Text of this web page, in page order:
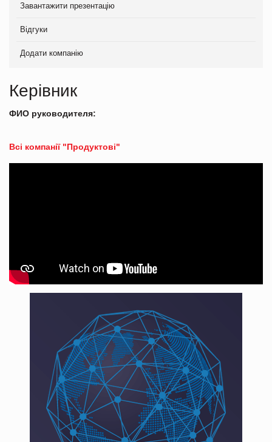
Завантажити презентацію
Відгуки
Додати компанію
Керівник
ФИО руководителя:
Всі компанії "Продуктові"